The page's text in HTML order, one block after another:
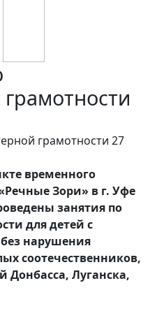
временного
Зори» в г. Уфе
занятия по
для детей с
нарушения
соотечественников,
Луганска,